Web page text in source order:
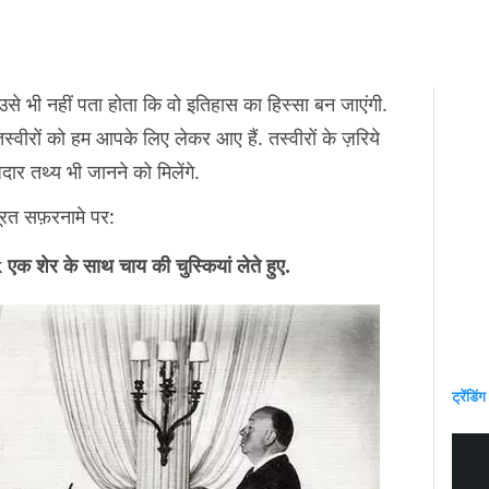
नहीं पता होता कि वो इतिहास का हिस्सा बन जाएंगी.
को हम आपके लिए लेकर आए हैं. तस्वीरों के ज़रिये
तथ्य भी जानने को मिलेंगे.
सफ़रनामे पर:
शेर के साथ चाय की चुस्कियां लेते हुए.
ट्रेंडिंग